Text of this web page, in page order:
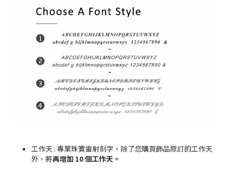
工作天 : 專業珠寶雷射刻字，除了您購買飾品原訂的工作天
外，將再增加 10 個工作天。